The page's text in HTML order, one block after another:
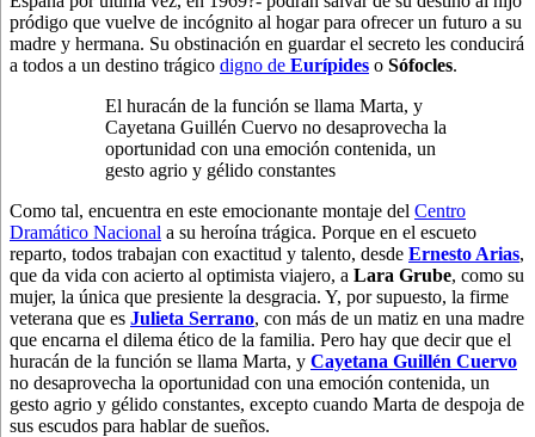
pródigo que vuelve de incógnito al hogar para ofrecer un futuro a su
madre y hermana. Su obstinación en guardar el secreto les conducirá
a todos a un destino trágico digno de Eurípides o Sófocles.
El huracán de la función se llama Marta, y
Cayetana Guillén Cuervo no desaprovecha la
oportunidad con una emoción contenida, un
gesto agrio y gélido constantes
Como tal, encuentra en este emocionante montaje del Centro
Dramático Nacional a su heroína trágica. Porque en el escueto
reparto, todos trabajan con exactitud y talento, desde Ernesto Arias,
que da vida con acierto al optimista viajero, a Lara Grube, como su
mujer, la única que presiente la desgracia. Y, por supuesto, la firme
veterana que es Julieta Serrano, con más de un matiz en una madre
que encarna el dilema ético de la familia. Pero hay que decir que el
huracán de la función se llama Marta, y Cayetana Guillén Cuervo
no desaprovecha la oportunidad con una emoción contenida, un
gesto agrio y gélido constantes, excepto cuando Marta de despoja de
sus escudos para hablar de sueños.